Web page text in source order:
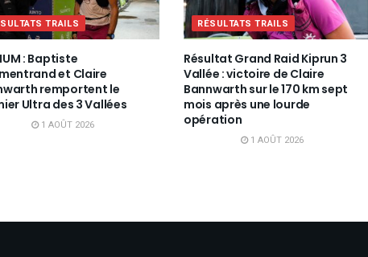
TRAILS
: Baptiste
et Claire
remportent le
Ultra des 3 Vallées
1 AOÛT 2026
RÉSULTATS TRAILS
Résultat Grand Raid Kiprun 3
Vallée : victoire de Claire
Bannwarth sur le 170 km sept
mois après une lourde
opération
1 AOÛT 2026